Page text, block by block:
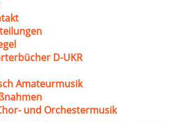
D-UKR
Amateurmusik
und Orchestermusik